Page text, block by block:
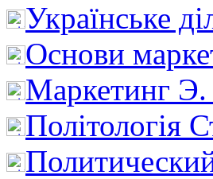
Українське
Основи
Маркетинг
Політологія